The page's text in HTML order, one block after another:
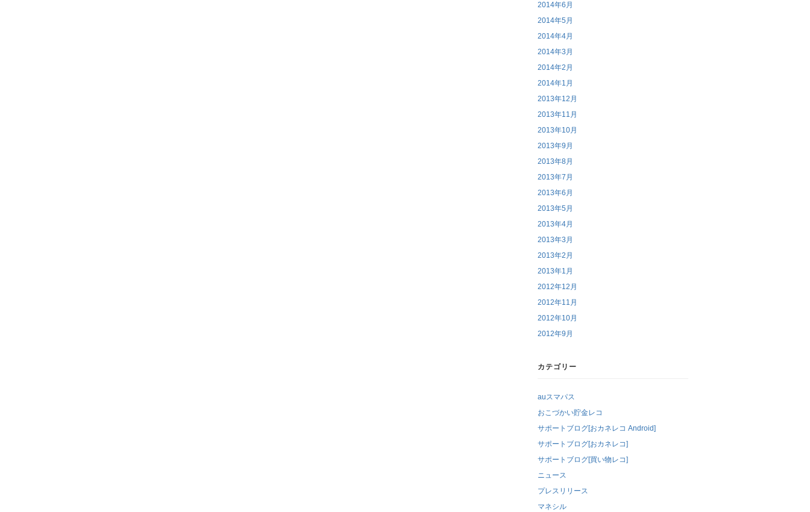
2014年6月
2014年5月
2014年4月
2014年3月
2014年2月
2014年1月
2013年12月
2013年11月
2013年10月
2013年9月
2013年8月
2013年7月
2013年6月
2013年5月
2013年4月
2013年3月
2013年2月
2013年1月
2012年12月
2012年11月
2012年10月
2012年9月
カテゴリー
auスマパス
おこづかい貯金レコ
サポートブログ[おカネレコ Android]
サポートブログ[おカネレコ]
サポートブログ[買い物レコ]
ニュース
プレスリリース
マネシル